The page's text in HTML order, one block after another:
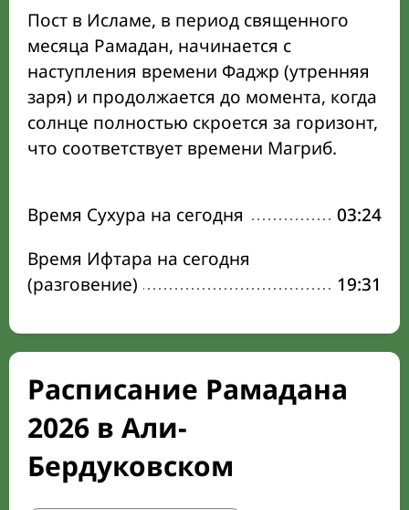
Пост в Исламе, в период священного
месяца Рамадан, начинается с
наступления времени Фаджр (утренняя
заря) и продолжается до момента, когда
солнце полностью скроется за горизонт,
что соответствует времени Магриб.
Время Сухура на сегодня
03:24
Время Ифтара на сегодня
(разговение)
19:31
Расписание Рамадана
2026 в Али-
Бердуковском